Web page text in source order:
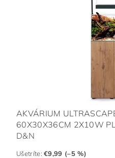
AKVÁRIUM
60X30X36CM 2X10W
D&N
Ušetríte:€9,99 (–5 %)